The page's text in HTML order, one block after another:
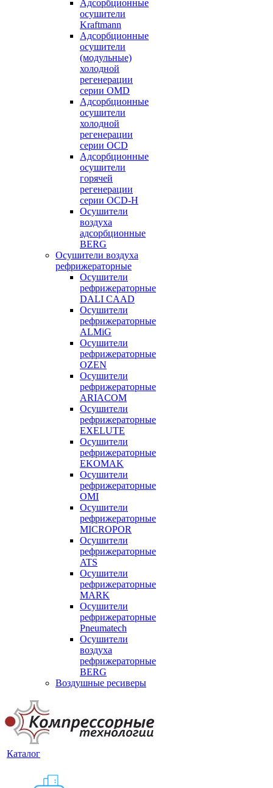
Адсорбционные
осушители
Kraftmann
Адсорбционные
осушители
(модульные)
холодной
регенерации
серии OMD
Адсорбционные
осушители
холодной
регенерации
серии OCD
Адсорбционные
осушители
горячей
регенерации
серии OСD-H
Осушители
воздуха
адсорбционные
BERG
Осушители воздуха
рефрижераторные
Осушители
рефрижераторные
DALI CAAD
Осушители
рефрижераторные
ALMiG
Осушители
рефрижераторные
OZEN
Осушители
рефрижераторные
ARIACOM
Осушители
рефрижераторные
EXELUTE
Осушители
рефрижераторные
EKOMAK
Осушители
рефрижераторные
OMI
Осушители
рефрижераторные
MICROPOR
Осушители
рефрижераторные
ATS
Осушители
рефрижераторные
MARK
Осушители
рефрижераторные
Pneumatech
Осушители
воздуха
рефрижераторные
BERG
Воздушные ресиверы
Каталог